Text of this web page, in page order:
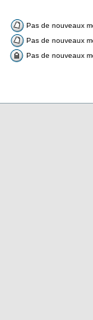
Pas de nouveaux
Pas de nouveaux
Pas de nouveaux